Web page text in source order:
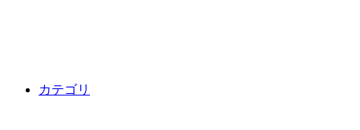
カテゴリ